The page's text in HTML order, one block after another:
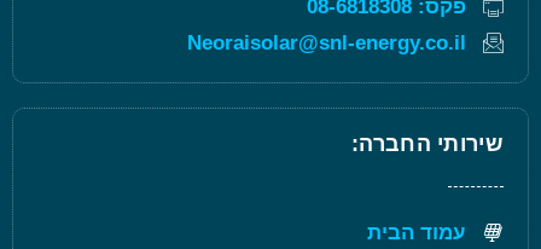
פקס: 08-6818308
Neoraisolar@snl-energy.co.il
שירותי החברה:
עמוד הבית